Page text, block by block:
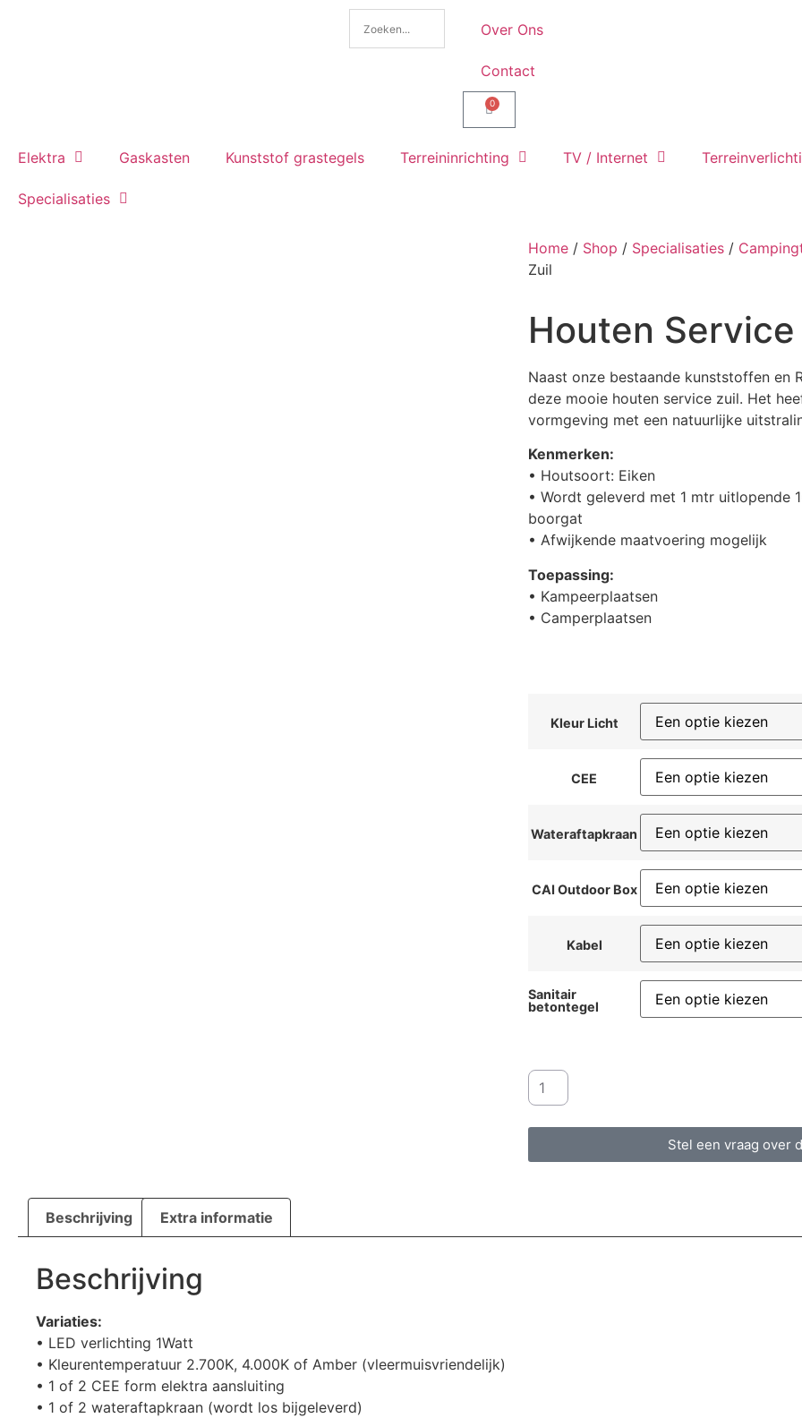
Over Ons
Contact
0
Elektra Gaskasten Kunststof grastegels Terreininrichting TV / Internet
Specialisaties
Home / Shop / Specialisaties /
Zuil
Houten
Naast onze bestaande kunststoffen en
deze mooie houten service zuil. Het
vormgeving met een natuurlijke
Kenmerken:
• Houtsoort: Eiken
• Wordt geleverd met 1 mtr uitlopende
boorgat
• Afwijkende maatvoering mogelijk
Toepassing:
• Kampeerplaatsen
• Camperplaatsen
Kleur Licht
CEE
Wateraftapkraan
CAI Outdoor Box
Kabel
Sanitair
betontegel
Stel een vraag over
Beschrijving Extra informatie
Beschrijving
Variaties:
• LED verlichting 1Watt
• Kleurentemperatuur 2.700K, 4.000K of Amber (vleermuisvriendelijk)
• 1 of 2 CEE form elektra aansluiting
• 1 of 2 wateraftapkraan (wordt los bijgeleverd)